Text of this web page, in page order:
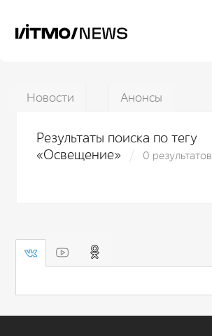
Новости Анонсы
Результаты поиска по тегу
«Освещение»
0 результатов